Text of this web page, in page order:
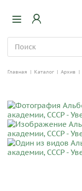
Главная | Каталог | Архив |